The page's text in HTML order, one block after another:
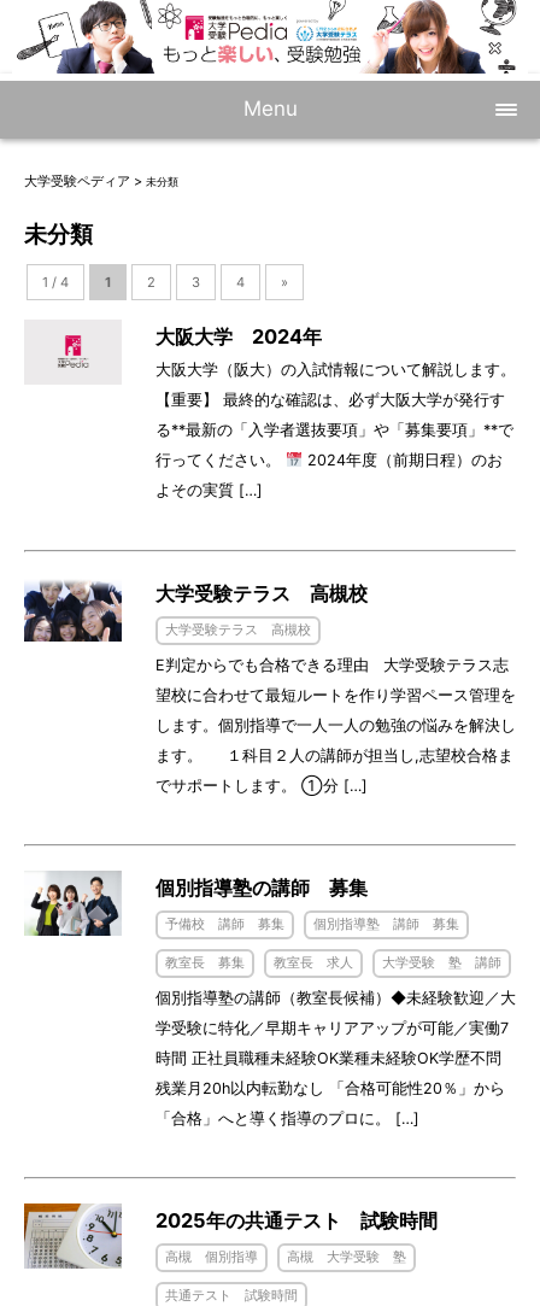
Menu
大学受験ペディア > 未分類
未分類
1 / 4 1 2 3 4 »
大阪大学 2024年
大阪大学（阪大）の入試情報について解説します。
【重要】 最終的な確認は、必ず大阪大学が発行す
る**最新の「入学者選抜要項」や「募集要項」**で
行ってください。
2024年度（前期日程）のお
よその実質 […]
大学受験テラス 高槻校
大学受験テラス 高槻校
E判定からでも合格できる理由 大学受験テラス志
望校に合わせて最短ルートを作り学習ペース管理を
します。個別指導で一人一人の勉強の悩みを解決し
ます。 １科目２人の講師が担当し,志望校合格ま
でサポートします。 ①分 […]
個別指導塾の講師 募集
予備校 講師 募集 個別指導塾 講師 募集
教室長 募集 教室長 求人 大学受験 塾 講師
個別指導塾の講師（教室長候補）◆未経験歓迎／大
学受験に特化／早期キャリアアップが可能／実働7
時間 正社員職種未経験OK業種未経験OK学歴不問
残業月20h以内転勤なし 「合格可能性20％」から
「合格」へと導く指導のプロに。 […]
2025年の共通テスト 試験時間
高槻 個別指導 高槻 大学受験 塾
共通テスト 試験時間